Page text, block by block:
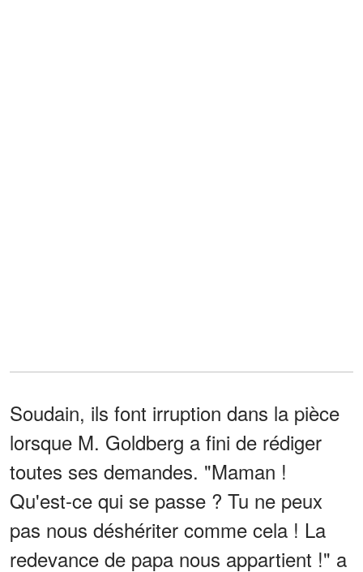
Soudain, ils font irruption dans la pièce
lorsque M. Goldberg a fini de rédiger
toutes ses demandes. "Maman !
Qu'est-ce qui se passe ? Tu ne peux
pas nous déshériter comme cela ! La
redevance de papa nous appartient !" a